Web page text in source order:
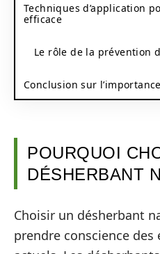
Techniques d’application
efficace
Le rôle de la prévention
Conclusion sur
POURQUOI
DÉSHERBANT
Choisir un désherbant
prendre conscience